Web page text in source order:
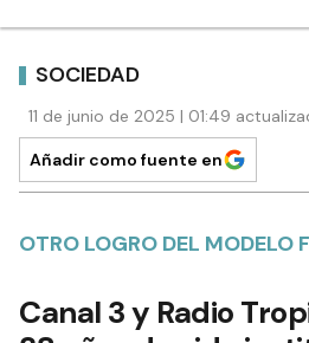
SOCIEDAD
11 de junio de 2025 | 01:49
Añadir como fuente en
OTRO LOGRO DEL MODELO
Canal 3 y Radio